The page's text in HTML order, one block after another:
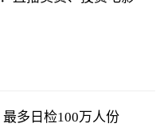
多日检100万人份